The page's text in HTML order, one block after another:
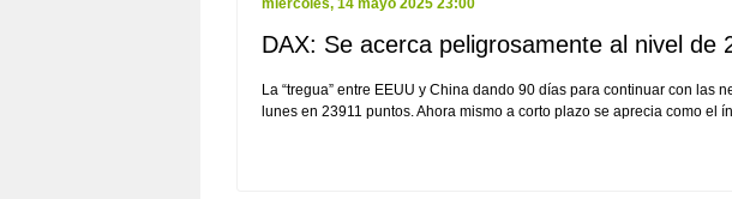
miércoles, 14 mayo 2025 23:00
DAX: Se acerca peligrosamente al nivel de
La “tregua” entre EEUU y China dando 90 días para continuar con las
lunes en 23911 puntos. Ahora mismo a corto plazo se aprecia como el